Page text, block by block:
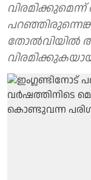
തോൽവിയിൽ